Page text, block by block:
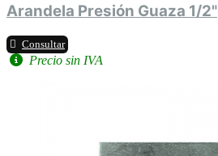
Arandela Presión Guaza 1/2"
Consultar
Precio sin IVA